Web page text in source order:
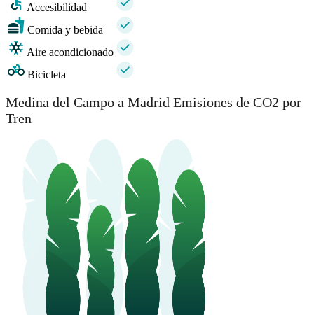
Accesibilidad
Comida y bebida
Aire acondicionado
Bicicleta
Medina del Campo a Madrid Emisiones de CO2 por
Tren